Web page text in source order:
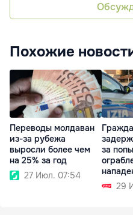
Похожие
Переводы молдаван
из-за рубежа
выросли более чем
на 25% за год
27 Июл. 07:54
за
29